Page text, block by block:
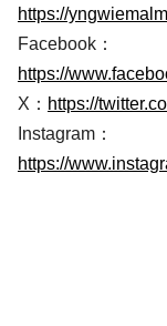
https://
Facebook：
https://
X： https://
Instagram：
https://